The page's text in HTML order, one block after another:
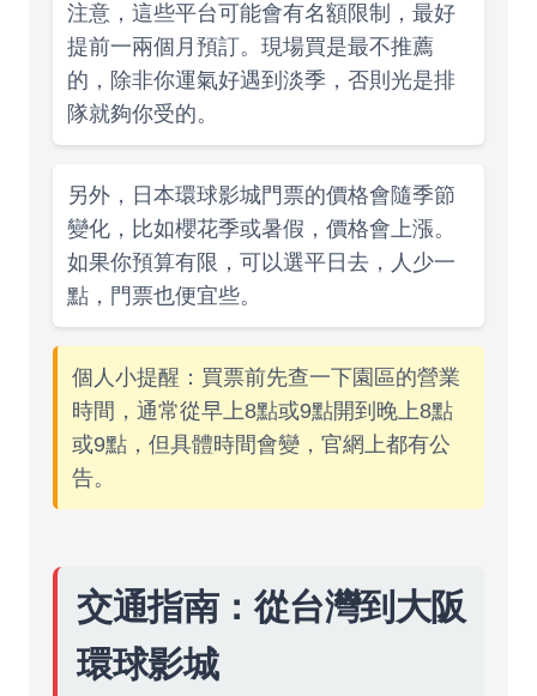
注意，這些平台可能會有名額限制，最好
提前一兩個月預訂。現場買是最不推薦
的，除非你運氣好遇到淡季，否則光是排
隊就夠你受的。
另外，日本環球影城門票的價格會隨季節
變化，比如櫻花季或暑假，價格會上漲。
如果你預算有限，可以選平日去，人少一
點，門票也便宜些。
個人小提醒：買票前先查一下園區的營業
時間，通常從早上8點或9點開到晚上8點
或9點，但具體時間會變，官網上都有公
告。
交通指南：從台灣到大阪
環球影城